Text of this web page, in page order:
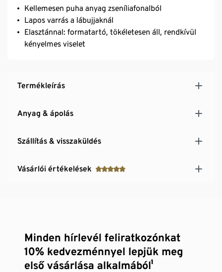
Kellemesen puha anyag zseníliafonalból
Lapos varrás a lábujjaknál
Elasztánnal: formatartó, tökéletesen áll, rendkívül
kényelmes viselet
Termékleírás
Anyag & ápolás
Szállítás & visszaküldés
Vásárlói értékelések
Minden hírlevél feliratkozónkat
10% kedvezménnyel lepjük meg
első vásárlása alkalmából¹